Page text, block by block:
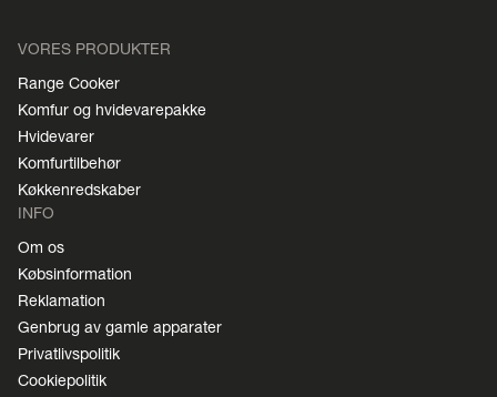
VORES PRODUKTER
Range Cooker
Komfur og hvidevarepakke
Hvidevarer
Komfurtilbehør
Køkkenredskaber
INFO
Om os
Købsinformation
Reklamation
Genbrug av gamle apparater
Privatlivspolitik
Cookiepolitik